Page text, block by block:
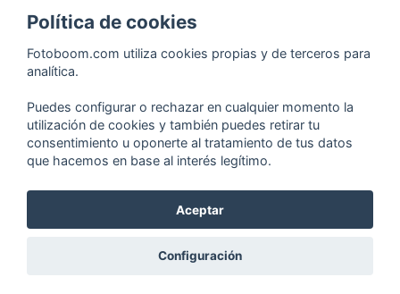
Calibradores
Soportes Fotografía
Monopiés
Trípodes
Kit Completos
Accesorios
Copyright © 2001-2024, Fotoboom, Fotonet, S.L. CIF. B-83430587
C/ San Romualdo Nº26 - 28037 Madrid - España
304 28 94. Cualquier comentario o sugerencia nos la puedes
Política de cookies
Fotoboom.com utiliza cookies propias y de terceros para
analítica.
Puedes configurar o rechazar en cualquier momento la
utilización de cookies y también puedes retirar tu
consentimiento u oponerte al tratamiento de tus datos
que hacemos en base al interés legítimo.
Aceptar
Configuración